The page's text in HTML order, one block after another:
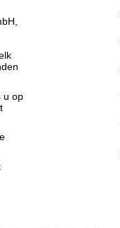
u op